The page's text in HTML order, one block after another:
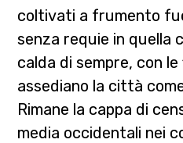
coltivati a frumento
senza requie in quella
calda di sempre, con le
assediano la città
Rimane la cappa di
media occidentali nei